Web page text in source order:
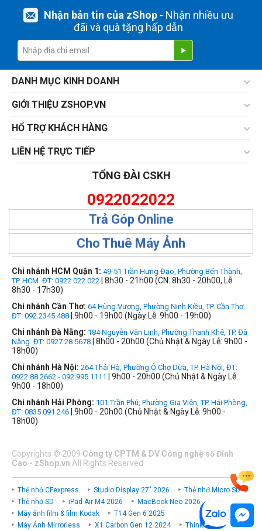
Nhận bản tin của zShop- Nhận nhiều ưu
đãi và quà tặng hấp dẫn
DANH MỤC KINH DOANH
GIỚI THIỆU ZSHOP.VN
HỔ TRỢ KHÁCH HÀNG
LIÊN HỆ TRỰC TIẾP
TỔNG ĐÀI CSKH
0922022022
Trả Góp Online
Cho Thuê Máy Ảnh
Chi nhánh HCM Quận 1: 49-51 Trần Hưng Đạo, Phường Bến Thành,
TP. HCM. ĐT: 0922 022 022 | 8h30 - 21h00 (CN: 8h30 - 20h00, Lễ:
8h30 - 17h30)
Chi nhánh Cần Thơ: 64 Hùng Vương, Phường Ninh Kiều, TP. Cần Thơ.
ĐT: 092.2345.488 | 9h00 - 19h00 (Ngày Lễ: 9h00 - 19h00)
Chi nhánh Đà Nẵng: 184 Nguyễn Văn Linh, Phường Thanh Khê, TP. Đà
Nẵng. ĐT: 0927 28 5678 | 8h00 - 20h00 (Chủ Nhật & Ngày Lễ: 9h00 -
18h00)
Chi nhánh Hà Nội: 264 Thái Hà, Phường Ô Chợ Dừa, TP. Hà Nội, ĐT:
0922 88 2662 - 092.995.1111
| 9h00 - 20h00 (Chủ Nhật & Ngày Lễ:
9h00 - 18h00)
Chi nhánh Hải Phòng: 101 Trần Phú, Phường Gia Viên, TP. Hải Phòng,
ĐT: 0835 091 246 | 9h00 - 20h00 (Chủ Nhật & Ngày Lễ: 9h00 -
18h00)
Copyrights © 2009 Công ty CPTM & DV Công nghệ số Đỉnh
Cao - zShop.vn All Rights Reserved
Thẻ nhớ CFexpress Studio Display 27" 2026
Thẻ nhớ Micro SD
Thẻ nhớ SD
iPad Air M4 2026
MacBook Neo 2026
Máy ảnh film & film Kodak
T14 Gen 6 2025
Máy Ảnh Mirrorless
X1 Carbon Gen 12 2024 ThinkPad P